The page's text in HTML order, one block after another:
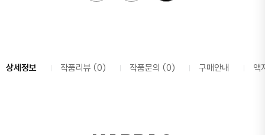
상세정보 작품리뷰 (0) 작품문의 (0) 구매안내 액